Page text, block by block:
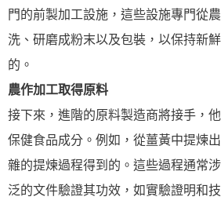
門的前製加工設施，這些設施專門從
洗、研磨成粉末以及包裝，以保持新
的。
農作加工取得原料
接下來，進階的原料製造商將接手，
保健食品成分。例如，從薑黃中提煉
雜的提煉過程得到的。這些過程通常
泛的文件驗證其功效，如實驗證明和